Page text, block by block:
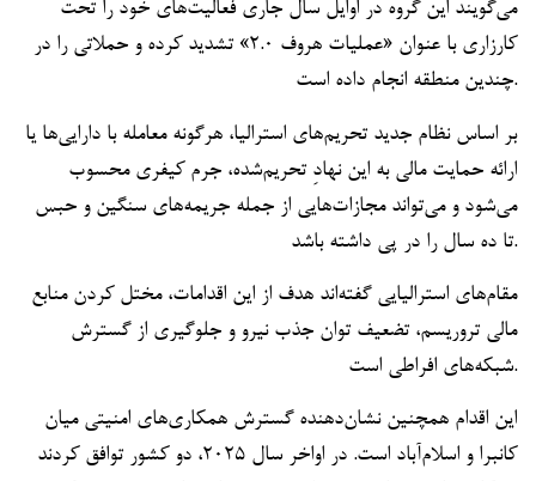
می‌گویند این گروه در اوایل سال جاری فعالیت‌های خود را تحت
کارزاری با عنوان «عملیات هروف ۲.۰» تشدید کرده و حملاتی را در
چندین منطقه انجام داده است.
بر اساس نظام جدید تحریم‌های استرالیا، هرگونه معامله با دارایی‌ها یا
ارائه حمایت مالی به این نهادِ تحریم‌شده، جرم کیفری محسوب
می‌شود و می‌تواند مجازات‌هایی از جمله جریمه‌های سنگین و حبس
تا ده سال را در پی داشته باشد.
مقام‌های استرالیایی گفته‌اند هدف از این اقدامات، مختل کردن منابع
مالی تروریسم، تضعیف توان جذب نیرو و جلوگیری از گسترش
شبکه‌های افراطی است.
این اقدام همچنین نشان‌دهنده گسترش همکاری‌های امنیتی میان
کانبرا و اسلام‌آباد است. در اواخر سال ۲۰۲۵، دو کشور توافق کردند